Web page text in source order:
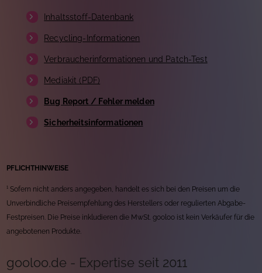
Inhaltsstoff-Datenbank
Recycling-Informationen
Verbraucherinformationen und Patch-Test
Mediakit (PDF)
Bug Report / Fehler melden
Sicherheitsinformationen
PFLICHTHINWEISE
¹ Sofern nicht anders angegeben, handelt es sich bei den Preisen um die
Unverbindliche Preisempfehlung des Herstellers oder regulierten Abgabe-
Festpreisen. Die Preise inkludieren die MwSt. gooloo ist kein Verkäufer für die
angebotenen Produkte.
gooloo.de - Expertise seit 2011